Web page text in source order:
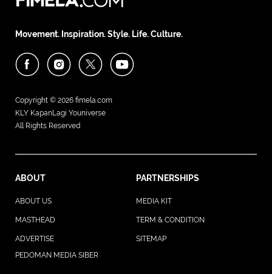
Movement. Inspiration. Style. Life. Culture.
Copyright © 2026 fimela.com
KLY KapanLagi Youniverse
All Rights Reserved
ABOUT PARTNERSHIPS
ABOUT US MEDIA KIT
MASTHEAD TERM & CONDITION
ADVERTISE
SITEMAP
PEDOMAN MEDIA SIBER